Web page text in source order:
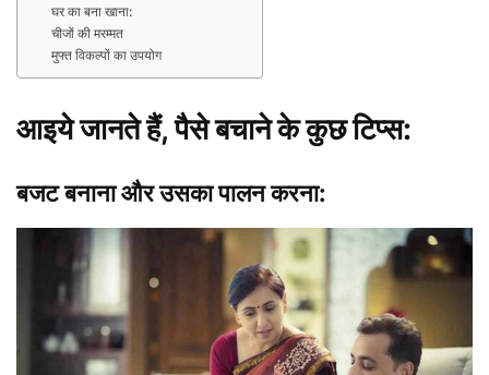
घर का बना खाना:
चीजों की मरम्मत
मुफ्त विकल्पों का उपयोग
आइये जानते हैं,पैसे बचाने के कुछ टिप्स:
बजट बनाना और उसका पालन करना: